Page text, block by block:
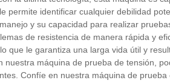
permite identificar cualquier debilidad
y su capacidad para realizar
de resistencia de manera rápida y
que le garantiza una larga vida útil y
nuestra máquina de prueba de tensión,
Confíe en nuestra máquina de